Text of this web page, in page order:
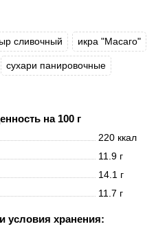
сливочный икра "Масаго"
сухари панировочные
на 100 г
220 ккал
11.9 г
14.1 г
11.7 г
условия хранения: